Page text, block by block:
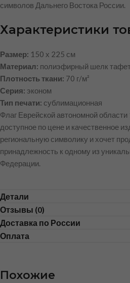
символов Дальнего Востока России.
Характеристики
Размер: 150 х 225 см
Материал: полиэфирный шелк
Плотность ткани: 70 г/м²
Серия: эконом
Тип печати: сублимационная
Флаг Еврейской автономной
доступное по цене и качественное
региональную символику и хочет
принадлежность к одному из
Федерации.
Детали
Отзывы (0)
Доставка по России
Оплата
Похожие